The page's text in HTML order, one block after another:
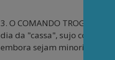
3. O COMANDO
dia da "cassa", sujo como
embora sejam minoritários